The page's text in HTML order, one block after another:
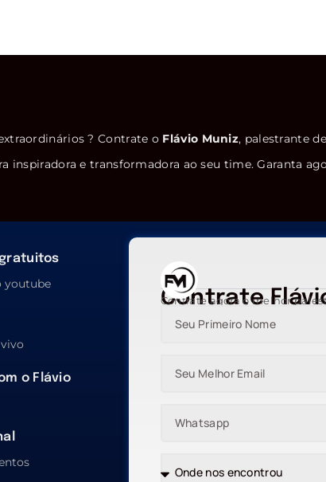
? Contrate o Flávio Muniz, palestrante de
inspiradora e transformadora ao seu time. Garanta
youtube
o Flávio
Contrate
Contrate agora o melhor